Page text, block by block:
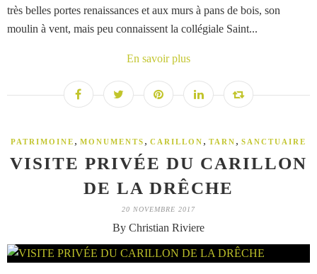
très belles portes renaissances et aux murs à pans de bois, son
moulin à vent, mais peu connaissent la collégiale Saint...
En savoir plus
PATRIMOINE , MONUMENTS , CARILLON , TARN , SANCTUAIRE
VISITE PRIVÉE DU CARILLON
DE LA DRÊCHE
20 NOVEMBRE 2017
By Christian Riviere